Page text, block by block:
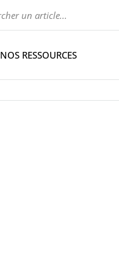
NOS RESSOURCES